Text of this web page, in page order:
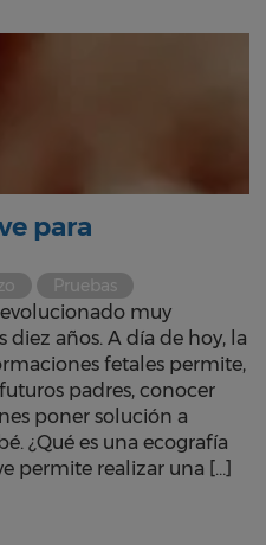
para
Pruebas
muy
años. A día de hoy, la
fetales permite,
padres, conocer
poner solución a
¿Qué es una ecografía
permite realizar una […]